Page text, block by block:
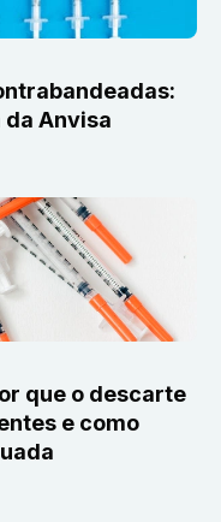
Anvisa
que o descarte
e como